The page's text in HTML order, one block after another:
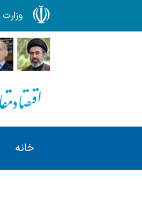
خانه